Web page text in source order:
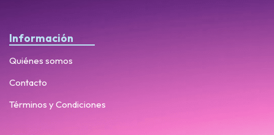
Información
Quiénes somos
Contacto
Términos y Condiciones